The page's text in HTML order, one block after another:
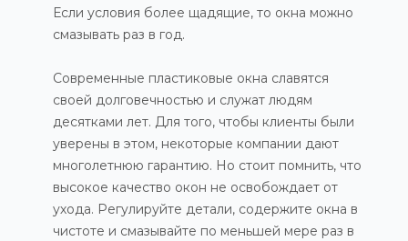
Если условия более щадящие, то окна можно
смазывать раз в год.
Современные пластиковые окна славятся
своей долговечностью и служат людям
десятками лет. Для того, чтобы клиенты были
уверены в этом, некоторые компании дают
многолетнюю гарантию. Но стоит помнить, что
высокое качество окон не освобождает от
ухода. Регулируйте детали, содержите окна в
чистоте и смазывайте по меньшей мере раз в